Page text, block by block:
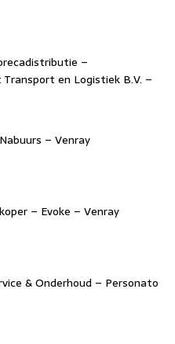
–
en Logistiek B.V. –
– Venray
– Evoke – Venray
& Onderhoud – Personato